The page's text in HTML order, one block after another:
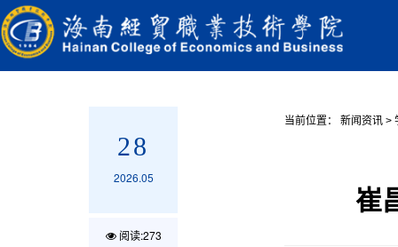
28
2026.05
阅读:273
当前位置： 新闻资讯 >
崔